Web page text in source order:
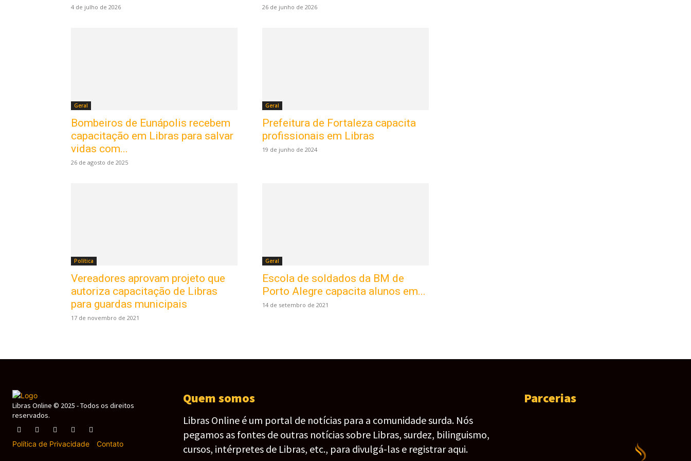
4 de julho de 2026 26 de junho de 2026
Geral
Bombeiros de Eunápolis recebem
capacitação em Libras para salvar
vidas com...
26 de agosto de 2025
Geral
Prefeitura de Fortaleza capacita
profissionais em Libras
19 de junho de 2024
Política
Vereadores aprovam projeto que
autoriza capacitação de Libras
para guardas municipais
17 de novembro de 2021
Geral
Escola de soldados da BM de
Porto Alegre capacita alunos em...
14 de setembro de 2021
Libras Online © 2025 - Todos os direitos
reservados.
Política de Privacidade Contato
Quem somos
Libras Online é um portal de notícias para a comunidade surda. Nós
pegamos as fontes de outras notícias sobre Libras, surdez, bilinguismo,
cursos, intérpretes de Libras, etc., para divulgá-las e registrar aqui.
Parcerias